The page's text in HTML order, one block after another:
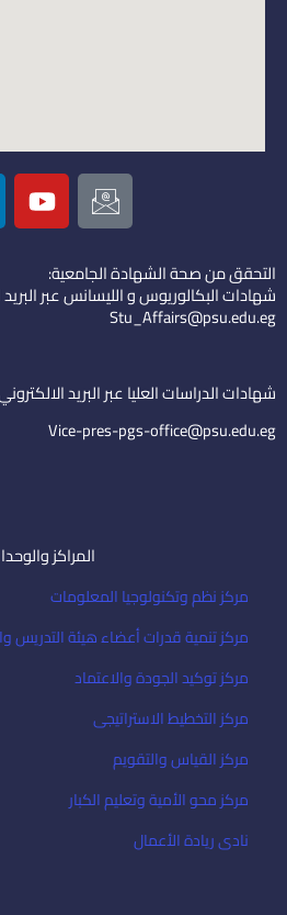
I
c
o
n
-
e
i
l
Y
o
u
u
b
التحقق من صحة الشهادة الجامعية:
شهادات البكالوريوس و الليسانس عبر البريد
Stu_Affairs@psu.edu.eg
شهادات الدراسات العليا عبر البريد
Vice-pres-pgs-office@psu.edu.eg
المراكز
مركز نظم وتكنولوجيا المعلومات
مركز تنمية قدرات أعضاء هيئة التدريس
مركز توكيد الجودة والاعتماد
مركز التخطيط الاستراتيجى
مركز القياس والتقويم
مركز محو الأمية وتعليم الكبار
نادى ريادة الأعمال